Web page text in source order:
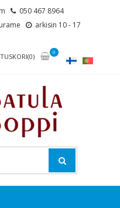
050 467 8964
arkisin 10 - 17
0